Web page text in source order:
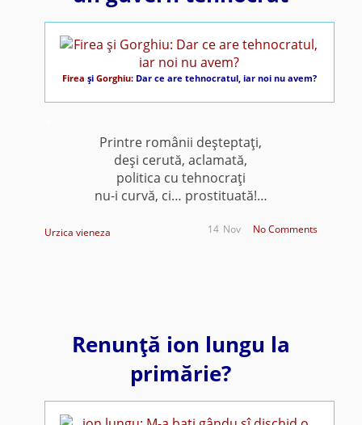
Firea şi Gorghiu: Dar ce are tehnocratul, iar noi nu avem?
Printre românii deşteptaţi,
deşi cerută, aclamată,
politica cu tehnocraţi
nu-i curvă, ci… prostituată!…
Urzica vieneza No Comments
Nov
14
Renunţă ion lungu la
primărie?